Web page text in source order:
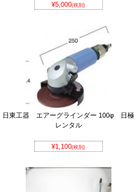
¥5,000(税別)
日東工器 エアーグラインダー 100φ 日極
レンタル
¥1,100(税別)